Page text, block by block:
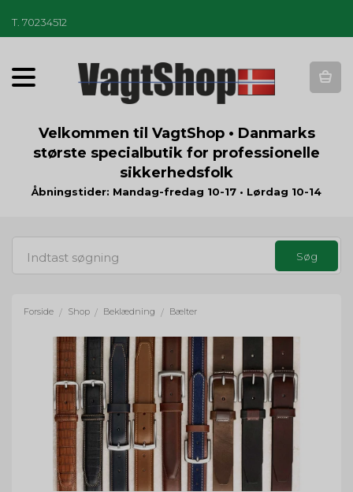
T 70234512
T
o
g
a
t
o
Velkommen til VagtShop • Danmarks
største specialbutik for professionelle
sikkerhedsfolk
Åbningstider: Mandag-fredag 10-17 • Lørdag 10-14
Forside / Shop / Beklædning / Bælter